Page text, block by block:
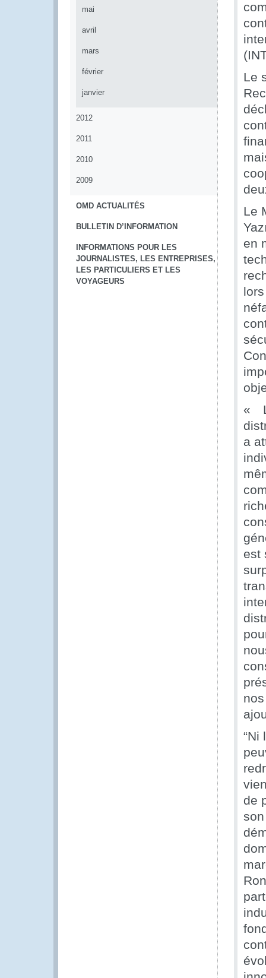
mai
avril
mars
février
janvier
2012
2011
2010
2009
OMD ACTUALITÉS
BULLETIN D’INFORMATION
INFORMATIONS POUR LES
JOURNALISTES, LES ENTREPRISES,
LES PARTICULIERS ET LES
VOYAGEURS
Le
Le
en
«
a
est
“Ni
de